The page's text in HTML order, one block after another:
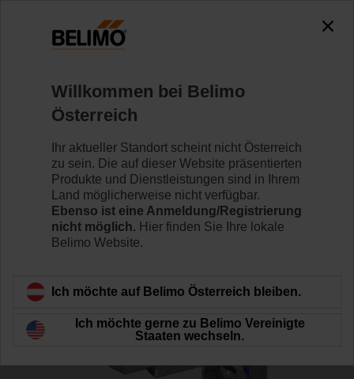
H6020X4-S2+NVK230A-3
Mehr erfahren
Zurück zur Produktkategorie
Willkommen bei Belimo
Österreich
Ihr aktueller Standort scheint nicht Österreich
zu sein. Die auf dieser Website präsentierten
Produkte und Dienstleistungen sind in Ihrem
Land möglicherweise nicht verfügbar.
Ebenso ist eine Anmeldung/Registrierung
nicht möglich. Hier finden Sie Ihre lokale
Belimo Website.
Ich möchte auf Belimo Österreich bleiben.
Ich möchte gerne zu Belimo Vereinigte
Staaten wechseln.